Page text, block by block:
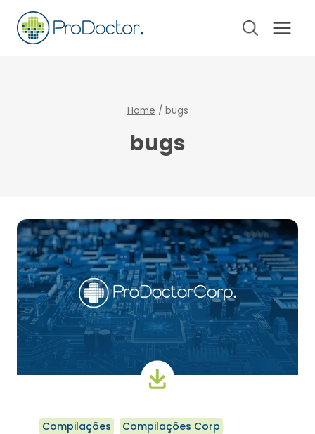
Pular
para
Home / bugs
bugs
Compilações Compilações Corp